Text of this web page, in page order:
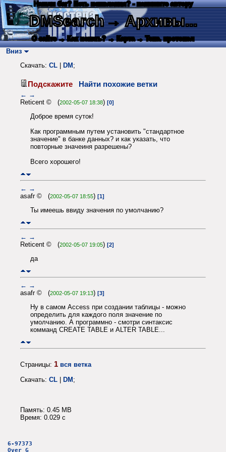
Нашли баг? Есть пожелания? - напишите автору
DMSearch→ Архивы...
О сайте → Как искать? → Карта → Текс. протокол
Вниз
Скачать: CL DM ;
Подскажите Найти похожие ветки
← →
Reticent © (2002-05-07 18:38) [0]
Доброе время суток!
Как программным путем установить "стандартное
значение" в банке данных? и как указать, что
повторные значеиня разрешены?
Всего хорошего!
← →
asafr © (2002-05-07 18:55) [1]
Ты имеешь ввиду значения по умолчанию?
← →
Reticent © (2002-05-07 19:05) [2]
да
← →
asafr © (2002-05-07 19:13) [3]
Ну в самом Access при создании таблицы - можно
определить для каждого поля значение по
умолчанию. А программно - смотри синтаксис
комманд CREATE TABLE и ALTER TABLE...
Страницы: 1 вся ветка
Скачать: CL | DM;
Память: 0.45 MB
Время: 0.029 c
6-97373
Over G